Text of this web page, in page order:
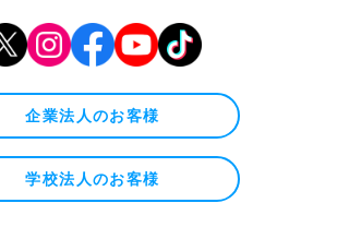
企業法人のお客様
学校法人のお客様